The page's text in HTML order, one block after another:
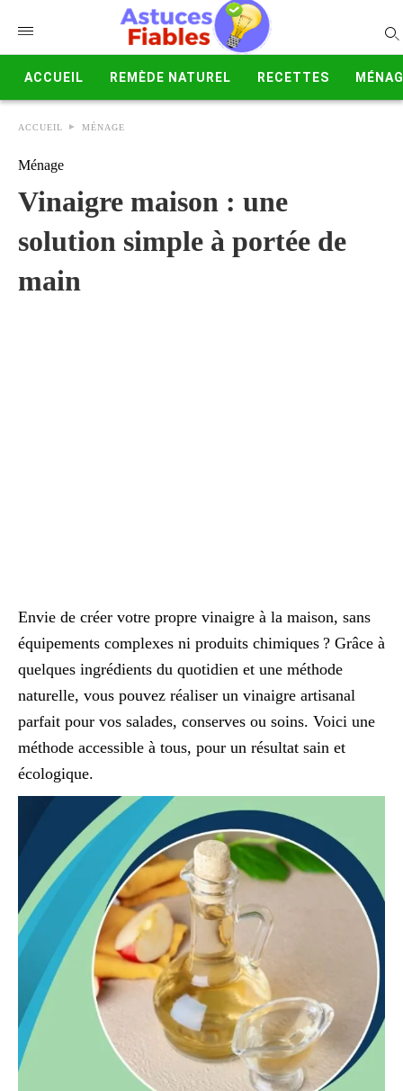
ACCUEIL REMÈDE NATUREL RECETTES
ACCUEIL MÉNAGE
Ménage
Vinaigre maison : une
solution simple à portée de
main
Envie de créer votre propre vinaigre à la maison, sans
équipements complexes ni produits chimiques ? Grâce à
quelques ingrédients du quotidien et une méthode
naturelle, vous pouvez réaliser un vinaigre artisanal
parfait pour vos salades, conserves ou soins. Voici une
méthode accessible à tous, pour un résultat sain et
écologique.